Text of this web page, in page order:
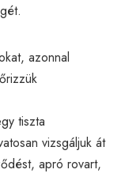
azonnal
tiszta
vizsgáljuk át
apró rovart,